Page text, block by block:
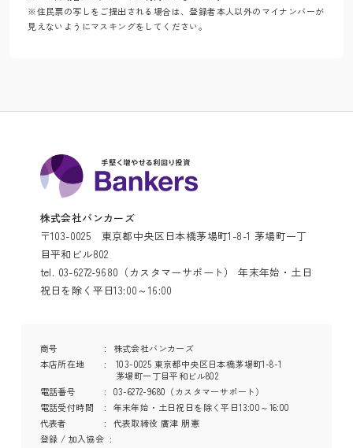
※住民票の写しをご提出される場合は、登録者本人以外のマイナンバーが
見えないようにマスキングをしてください。
株式会社バンカーズ
〒103-0025 東京都中央区日本橋茅場町1-8-1 茅場町一丁
目平和ビル802
tel. 03-6272-9680（カスタマーサポート） 年末年始・土日
祝日を除く平日13:00～16:00
商号
株式会社バンカーズ
本店所在地
103-0025 東京都中央区日本橋茅場町1-8-1
茅場町一丁目平和ビル802
電話番号
03-6272-9680（カスタマーサポート）
電話受付時間
年末年始・土日祝日を除く平日13:00～16:00
代表者
代表取締役 廣津 朋憲
登録 / 加入協会